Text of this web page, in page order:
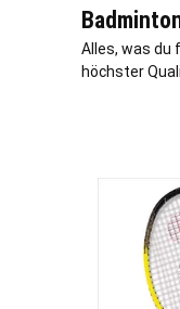
Alles, was du
höchster